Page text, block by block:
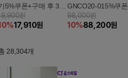
5%쿠폰+구매 후 3천
적립원
%17,910원
GNCO20-015%쿠폰
+구매 후 3천원 적립
98,000원
10%88,200원
28,304개